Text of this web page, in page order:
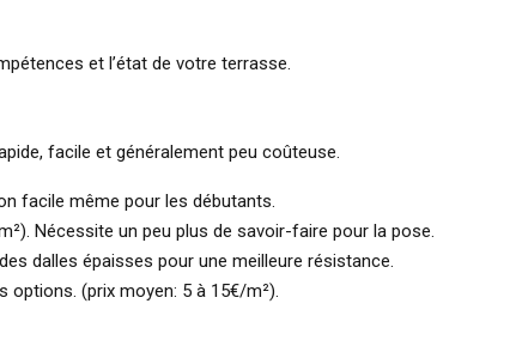
et l’état de votre terrasse.
facile et généralement peu coûteuse.
facile même pour les débutants.
Nécessite un peu plus de savoir-faire pour la pose.
dalles épaisses pour une meilleure résistance.
(prix moyen: 5 à 15€/m²).